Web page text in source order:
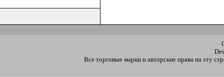
Все торговые марки и авторские права на эту